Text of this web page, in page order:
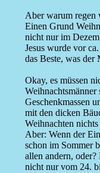
Aber warum regen
Einen Grund
nicht nur im
Jesus wurde vor
das Beste, was der
Okay, es müssen
Weihnachtsmänner
Geschenkmassen
mit den dicken
Weihnachten
Aber: Wenn der
schon im Sommer
allen andern,
nicht nur vom 24.